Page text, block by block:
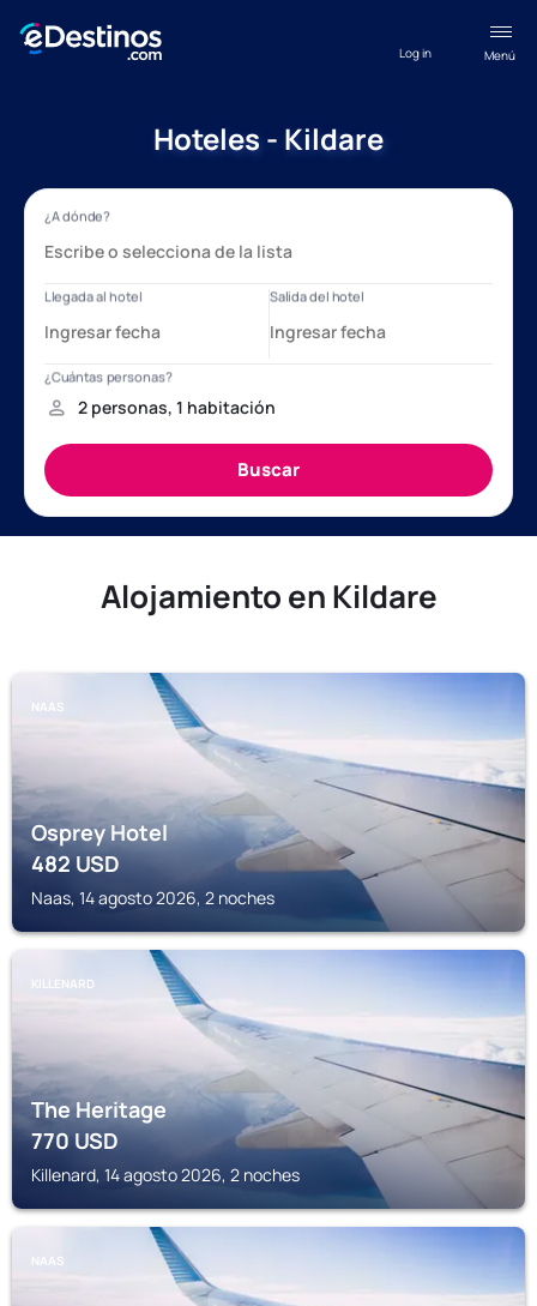
Menú
Log in
Hoteles - Kildare
Alojamiento en Kildare
NAAS
Osprey Hotel
482USD
Naas, 14 agosto 2026, 2 noches
KILLENARD
The Heritage
770USD
Killenard, 14 agosto 2026, 2 noches
NAAS